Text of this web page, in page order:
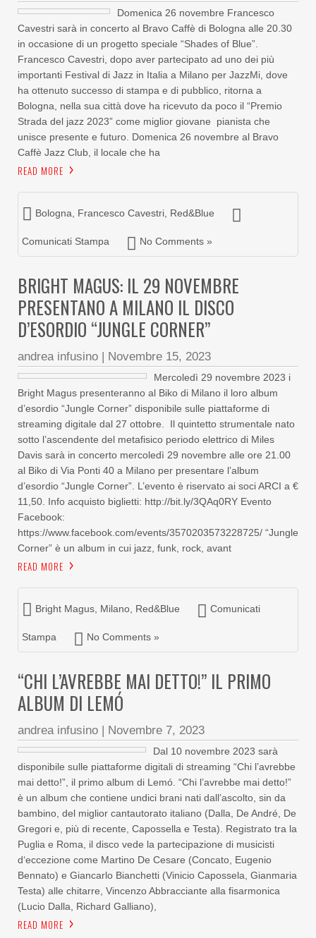
Domenica 26 novembre Francesco
Cavestri sarà in concerto al Bravo Caffè di Bologna alle 20.30
in occasione di un progetto speciale “Shades of Blue”.
Francesco Cavestri, dopo aver partecipato ad uno dei più
importanti Festival di Jazz in Italia a Milano per JazzMi, dove
ha ottenuto successo di stampa e di pubblico, ritorna a
Bologna, nella sua città dove ha ricevuto da poco il “Premio
Strada del jazz 2023” come miglior giovane pianista che
unisce presente e futuro. Domenica 26 novembre al Bravo
Caffè Jazz Club, il locale che ha
READ MORE
Bologna Francesco Cavestri Red&Blue
Comunicati Stampa No Comments »
BRIGHT MAGUS: IL 29 NOVEMBRE
PRESENTANO A MILANO IL DISCO
D’ESORDIO “JUNGLE CORNER”
andrea infusino | Novembre 15, 2023
Mercoledì 29 novembre 2023 i
Bright Magus presenteranno al Biko di Milano il loro album
d’esordio “Jungle Corner” disponibile sulle piattaforme di
streaming digitale dal 27 ottobre. Il quintetto strumentale nato
sotto l’ascendente del metafisico periodo elettrico di Miles
Davis sarà in concerto mercoledì 29 novembre alle ore 21.00
al Biko di Via Ponti 40 a Milano per presentare l’album
d’esordio “Jungle Corner”. L’evento è riservato ai soci ARCI a €
11,50. Info acquisto biglietti: http://bit.ly/3QAq0RY Evento
Facebook:
https://www.facebook.com/events/3570203573228725/ “Jungle
Corner” è un album in cui jazz, funk, rock, avant
READ MORE
Bright Magus Milano Red&Blue Comunicati
Stampa No Comments »
“CHI L’AVREBBE MAI DETTO!” IL PRIMO
ALBUM DI LEMÓ
andrea infusino | Novembre 7, 2023
Dal 10 novembre 2023 sarà
disponibile sulle piattaforme digitali di streaming “Chi l’avrebbe
mai detto!”, il primo album di Lemó. “Chi l’avrebbe mai detto!”
è un album che contiene undici brani nati dall’ascolto, sin da
bambino, del miglior cantautorato italiano (Dalla, De André, De
Gregori e, più di recente, Capossella e Testa). Registrato tra la
Puglia e Roma, il disco vede la partecipazione di musicisti
d‘eccezione come Martino De Cesare (Concato, Eugenio
Bennato) e Giancarlo Bianchetti (Vinicio Capossela, Gianmaria
Testa) alle chitarre, Vincenzo Abbracciante alla fisarmonica
(Lucio Dalla, Richard Galliano),
READ MORE